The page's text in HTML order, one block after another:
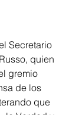
Secretario
quien
gremio
de los
que